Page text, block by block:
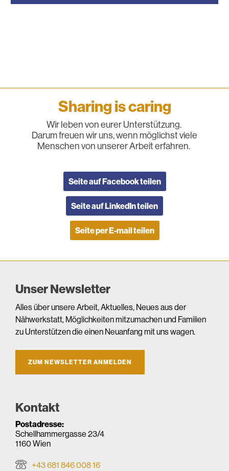
Sharing is caring
Wir leben von eurer Unterstützung.
Darum freuen wir uns, wenn möglichst viele
Menschen von unserer Arbeit erfahren.
Seite auf Facebook teilen
Seite auf LinkedIn teilen
Seite per E-mail teilen
Unser Newsletter
Alles über unsere Arbeit, Aktuelles, Neues aus der
Nähwerkstatt, Möglichkeiten mitzumachen und Familien
zu Unterstützen die einen Neuanfang mit uns wagen.
ZUM NEWSLETTER ANMELDEN
Kontakt
Postadresse:
Schellhammergasse 23/4
1160 Wien
+43 681 846 008 16